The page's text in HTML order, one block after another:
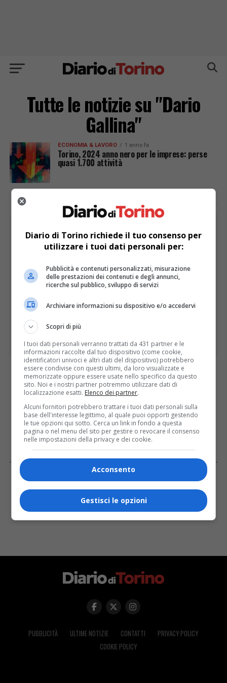
Tutte le notizie su "Dario
Gallina"
ECONOMIA & LAVORO 1 anno fa
Torino, 2024 anno nero per le imprese: perse
quasi 1.700 attività
I PIÙ LETTI ULTIME
PUBBLICITÀ ULTIME NOTIZIE CONTATTI
PRIVACY POLICY
COOKIE POLICY
Diario di Torino richiede il tuo consenso per
utilizzare i tuoi dati personali per:
Pubblicità e contenuti personalizzati, misurazione
delle prestazioni dei contenuti e degli annunci,
ricerche sul pubblico, sviluppo di servizi
Archiviare informazioni su dispositivo e/o accedervi
Scopri di più
I tuoi dati personali verranno trattati da 431 partner e le
informazioni raccolte dal tuo dispositivo (come cookie,
identificatori univoci e altri dati del dispositivo) potrebbero
essere condivise con questi ultimi, da loro visualizzate e
memorizzate oppure essere usate nello specifico da questo
sito. Noi e i nostri partner potremmo utilizzare dati di
localizzazione esatti. Elenco dei partner.
Alcuni fornitori potrebbero trattare i tuoi dati personali sulla
base dell'interesse legittimo, al quale puoi opporti gestendo
le tue opzioni qui sotto. Cerca un link in fondo a questa
pagina o nel menu del sito per gestire o revocare il consenso
nelle impostazioni della privacy e dei cookie.
Acconsento
Gestisci le opzioni